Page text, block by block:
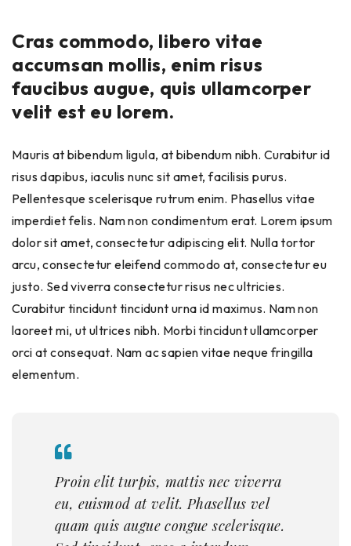
Cras commodo, libero vitae
accumsan mollis, enim risus
faucibus augue, quis ullamcorper
velit est eu lorem.
Mauris at bibendum ligula, at bibendum nibh. Curabitur id
risus dapibus, iaculis nunc sit amet, facilisis purus.
Pellentesque scelerisque rutrum enim. Phasellus vitae
imperdiet felis. Nam non condimentum erat. Lorem ipsum
dolor sit amet, consectetur adipiscing elit. Nulla tortor
arcu, consectetur eleifend commodo at, consectetur eu
justo. Sed viverra consectetur risus nec ultricies.
Curabitur tincidunt tincidunt urna id maximus. Nam non
laoreet mi, ut ultrices nibh. Morbi tincidunt ullamcorper
orci at consequat. Nam ac sapien vitae neque fringilla
elementum.
Proin elit turpis, mattis nec viverra
eu, euismod at velit. Phasellus vel
quam quis augue congue scelerisque.